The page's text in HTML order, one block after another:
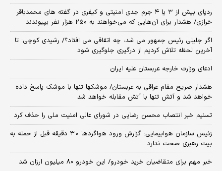
ردپای بیش از ۳ یا ۴ جرم جدی امنیتی و کیفری در گفته های محمدباقر
خرازی/ هشدار برای آن‌هایی که می‌خواهند به ۲۵۰ هزار نفر بپیوندند
اگر جلیلی رئیس جمهور می شد، چه اتفاقی می افتاد؟/ رشیدی کوچی: تا
آخرین لحظه تلاش کردیم از درگیری جلوگیری شود
ادعای وزارت خارجه عربستان علیه ایران
هشدار صریح مقام عراقی به عربستان/ موشکها تنها با موشک پاسخ داده
خواهد شد و آتش تنها با آتش مقابله خواهد شد
تسنیم خبر انتصاب محسن رضایی در شورای عالی امنیت ملی را حذف کرد
زئیس سازمان هواپیمایی: گزارش ورود هواگردها ٣٠ دقیقه قبل از حمله به
بیت رهبری صحت ندارد
خبر مهم برای متقاضیان خرید خودرو/ این خودرو ۸۰ میلیون ارزان شد